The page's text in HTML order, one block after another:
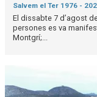
Salvem el Ter 1976 -
El dissabte 7 d’agost
persones es va
Montgrí;...